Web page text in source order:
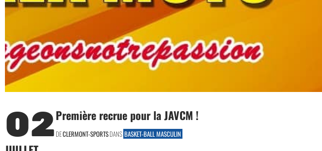
02Première recrue pour la JAVCM !
DECLERMONT-SPORTSDANS BASKET-BALL MASCULIN